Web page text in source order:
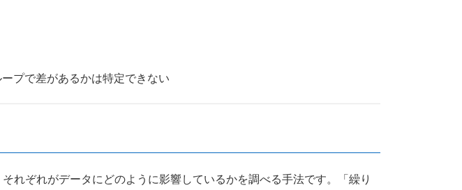
プで差があるかは特定できない
れぞれがデータにどのように影響しているかを調べる手法です。「繰り